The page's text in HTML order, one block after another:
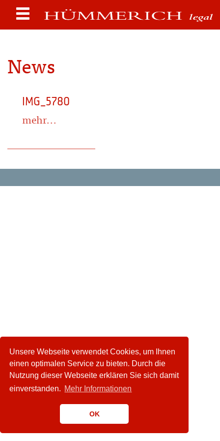
Unsere Webseite verwendet Cookies, um Ihnen
einen optimalen Service zu bieten. Durch die
Nutzung dieser Webseite erklären Sie sich damit
einverstanden. Mehr Informationen
OK
News
IMG_5780
mehr...